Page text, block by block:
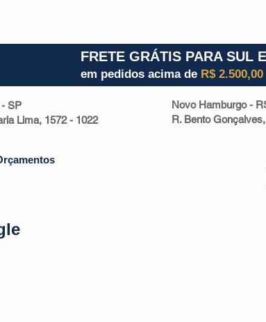
FRETE GRÁTIS PARA SUL
em pedidos acima de R$ 2.500,00
SP
Lima, 1572 - 1022
Novo Hamburgo -
R. Bento